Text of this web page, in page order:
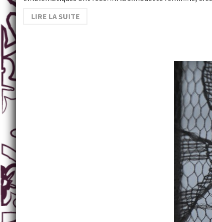
LIRE LA SUITE